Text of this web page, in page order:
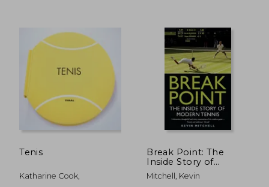
45%
Tenis
Katharine Cook,
Break Point: The
Inside Story of
Modern Tennis (en
Inglés)
Mitchell, Kevin